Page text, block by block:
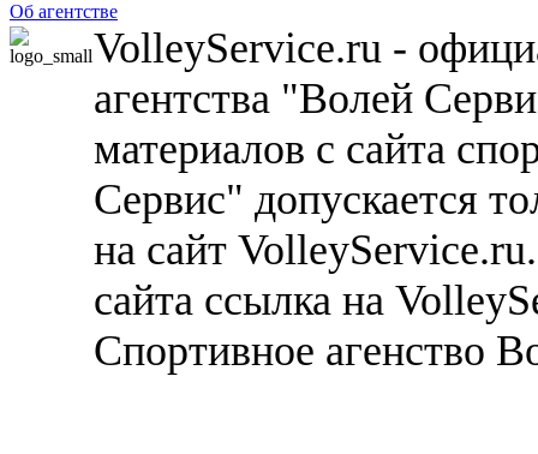
Об агентстве
VolleyService.ru -
агентства "Волей
материалов с сайта
Сервис" допускается
на сайт
сайта ссылка на
Спортивное агенство